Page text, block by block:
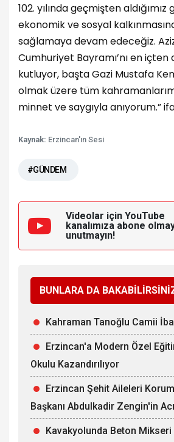
102. yılında geçmişten
ekonomik ve sosyal
sağlamaya devam edeceğiz.
Cumhuriyet Bayramı’nı en
kutluyor, başta Gazi Mustafa
olmak üzere tüm
minnet ve saygıyla anıyorum.”
Kaynak: Erzincan'ın Sesi
#GÜNDEM
Videolar için YouTube
kanalımıza abone
unutmayın!
BUNLARA DA
Kahraman Tanoğlu Camii
Erzincan'a Modern Özel
Okulu Kazandırılıyor
Erzincan Şehit Aileleri
Başkanı Abdulkadir Zengin'in
Kavakyolunda Beton Mikseri